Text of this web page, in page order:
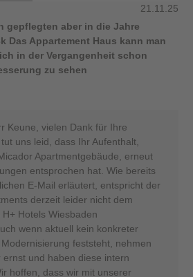
21.11.25
gepflegten aber in die Jahre
Das Appartement Haus kann man
in der Vergangenheit schon
zu sehen
Keune, vielen Dank für Ihre
uns leid, dass Ihr Aufenthalt,
Apartmentgebäude, erneut
entsprochen hat. Wie bereits
E-Mail erläutert, entspricht der
derzeit leider nicht dem
Hotels Wiesbaden
wenn aktuell kein konkreter
feststeht, nehmen
und haben diese intern
hoffen, dass wir mit unserer